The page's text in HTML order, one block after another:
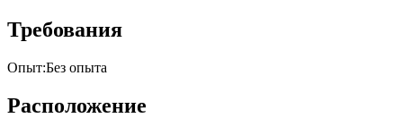
Требования
Опыт:Без опыта
Расположение